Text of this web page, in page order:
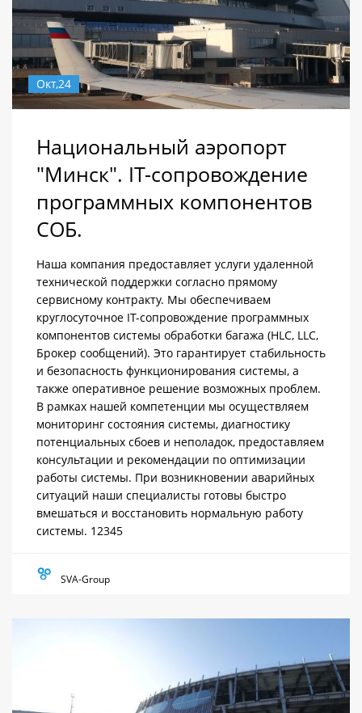
Окт,24
Национальный аэропорт
"Минск". IT-сопровождение
программных компонентов
СОБ.
Наша компания предоставляет услуги удаленной
технической поддержки согласно прямому
сервисному контракту. Мы обеспечиваем
круглосуточное IT-сопровождение программных
компонентов системы обработки багажа (HLC, LLC,
Брокер сообщений). Это гарантирует стабильность
и безопасность функционирования системы, а
также оперативное решение возможных проблем.
В рамках нашей компетенции мы осуществляем
мониторинг состояния системы, диагностику
потенциальных сбоев и неполадок, предоставляем
консультации и рекомендации по оптимизации
работы системы. При возникновении аварийных
ситуаций наши специалисты готовы быстро
вмешаться и восстановить нормальную работу
системы. 12345
SVA-Group